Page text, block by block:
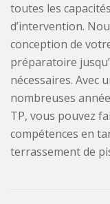
toutes les
d’intervention.
conception de
préparatoire
nécessaires. Avec
nombreuses
TP, vous pouvez
compétences en
terrassement de